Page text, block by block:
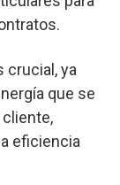
crucial, ya
que se
eficiencia